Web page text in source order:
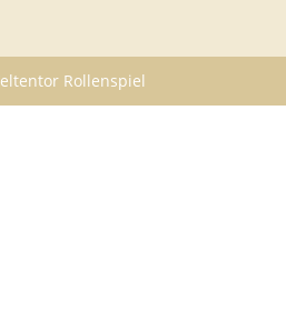
Rollenspiel